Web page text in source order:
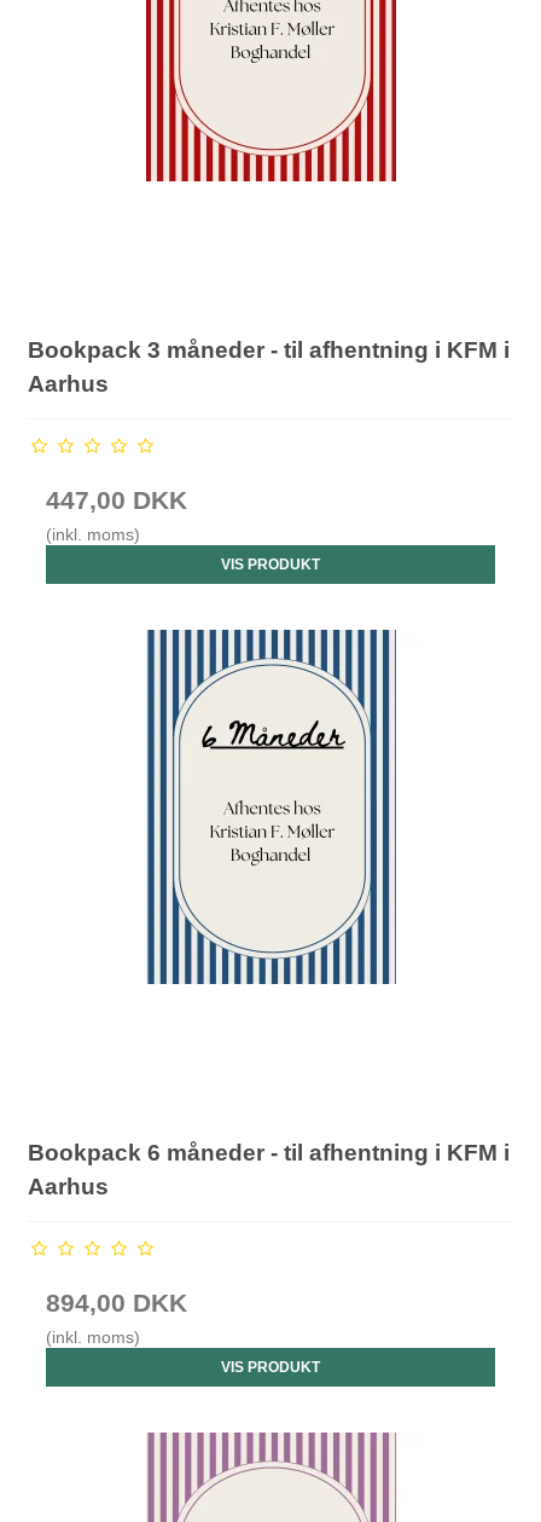
Bookpack 3 måneder - til afhentning i KFM i
Aarhus
447,00 DKK
(inkl. moms)
VIS PRODUKT
Bookpack 6 måneder - til afhentning i KFM i
Aarhus
894,00 DKK
(inkl. moms)
VIS PRODUKT